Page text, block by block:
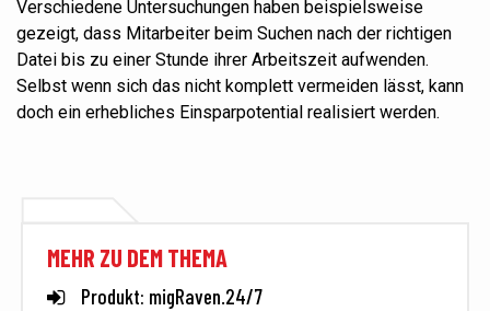
Verschiedene Untersuchungen haben beispielsweise
gezeigt, dass Mitarbeiter beim Suchen nach der richtigen
Datei bis zu einer Stunde ihrer Arbeitszeit aufwenden.
Selbst wenn sich das nicht komplett vermeiden lässt, kann
doch ein erhebliches Einsparpotential realisiert werden.
MEHR ZU DEM THEMA
Produkt: migRaven.24/7